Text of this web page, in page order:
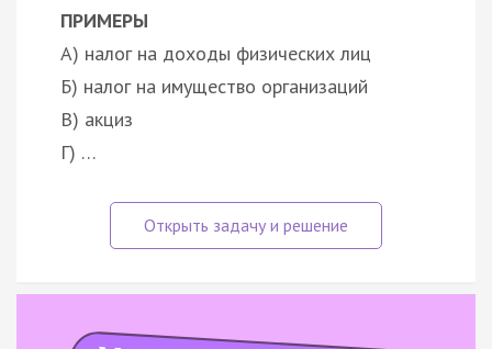
ПРИМЕРЫ
А) налог на доходы физических лиц
Б) налог на имущество организаций
В) акциз
Г) …